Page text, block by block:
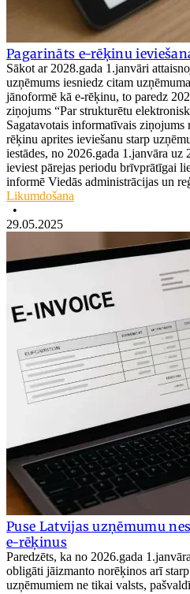
Pagarināts e-rēķinu
Sākot ar 2028.gada 1.janvāri
uzņēmums iesniedz citam
jānoformē kā e-rēķinu, to paredz
ziņojums “Par strukturētu
Sagatavotais informatīvais ziņojums
rēķinu aprites ieviešanu starp
iestādes, no 2026.gada 1.janvāra
ieviest pārejas periodu brīvprātīgai
informē Viedās administrācijas un
Likumdošana
•
29.05.2025
Puse Latvijas uzņēmumu
e-rēķinus
Paredzēts, ka no 2026.gada
obligāti jāizmanto norēķinos arī
uzņēmumiem ne tikai valsts,